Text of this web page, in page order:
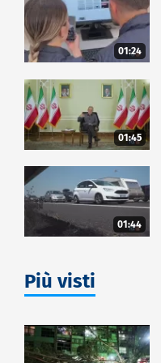
01:24
01:45
01:44
Più visti